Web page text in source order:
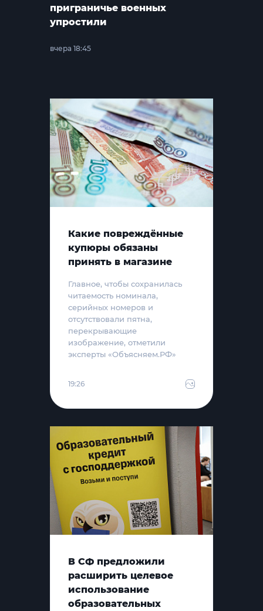
приграничье военных
упростили
вчера 18:45
Какие повреждённые
купюры обязаны
принять в магазине
Главное, чтобы сохранилась
читаемость номинала,
серийных номеров и
отсутствовали пятна,
перекрывающие
изображение, отметили
эксперты «Объясняем.РФ»
19:26
В СФ предложили
расширить целевое
использование
образовательных